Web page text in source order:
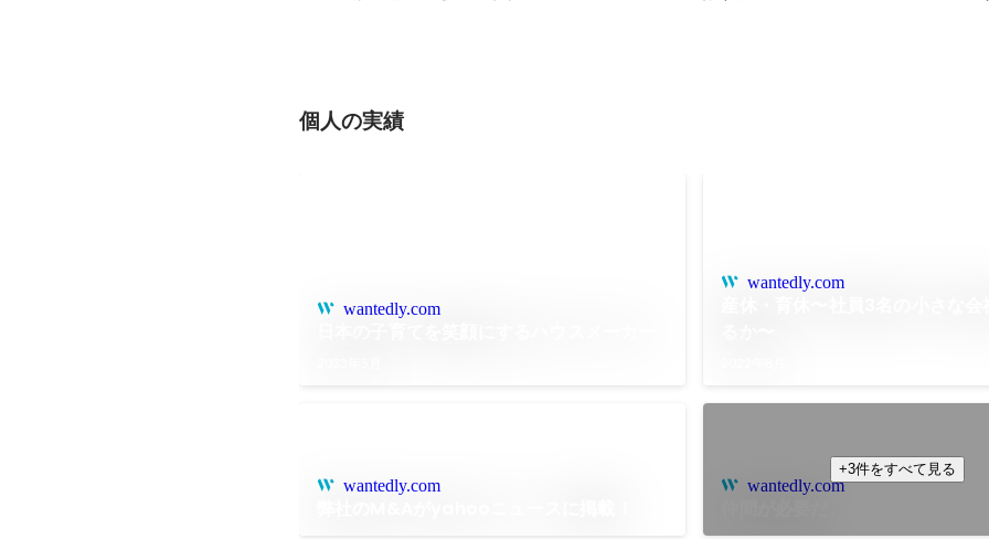
個人の実績
wantedly.com
wantedly.com
wantedly.com wantedly.com
+3件をすべて見る